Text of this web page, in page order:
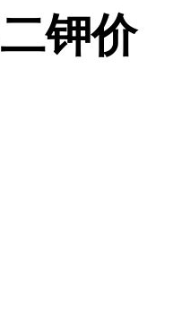
钾价